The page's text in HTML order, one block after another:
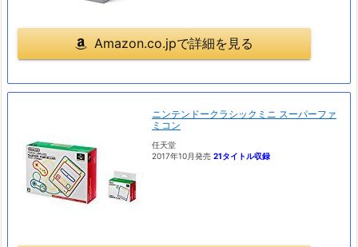
Amazon.co.jpで詳細を見る
ニンテンドークラシックミニ スーパーファ
ミコン
任天堂
2017年10月発売 21タイトル収録